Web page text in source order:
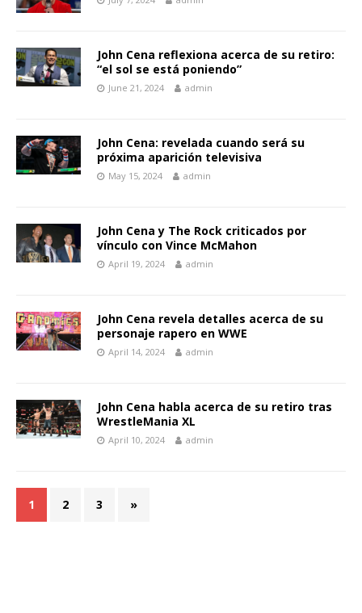
John Cena reflexiona acerca de su retiro:
“el sol se está poniendo”
June 21, 2024 admin
John Cena: revelada cuando será su
próxima aparición televisiva
May 15, 2024 admin
John Cena y The Rock criticados por
vínculo con Vince McMahon
April 19, 2024 admin
John Cena revela detalles acerca de su
personaje rapero en WWE
April 14, 2024 admin
John Cena habla acerca de su retiro tras
WrestleMania XL
April 10, 2024 admin
1 2 3 »